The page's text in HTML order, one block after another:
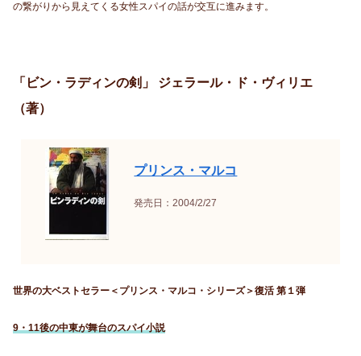
の繋がりから見えてくる女性スパイの話が交互に進みます。
「ビン・ラディンの剣」 ジェラール・ド・ヴィリエ
（著）
プリンス・マルコ
発売日：2004/2/27
世界の大ベストセラー＜プリンス・マルコ・シリーズ＞復活 第１弾
9・11後の中東が舞台のスパイ小説